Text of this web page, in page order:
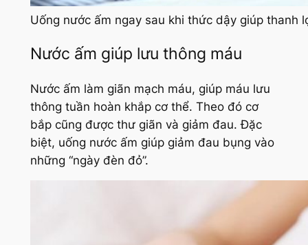
Uống nước ấm ngay sau khi thức dậy giúp thanh
Nước ấm giúp lưu thông máu
Nước ấm làm giãn mạch máu, giúp máu lưu
thông tuần hoàn khắp cơ thể. Theo đó cơ
bắp cũng được thư giãn và giảm đau. Đặc
biệt, uống nước ấm giúp giảm đau bụng vào
những “ngày đèn đỏ”.